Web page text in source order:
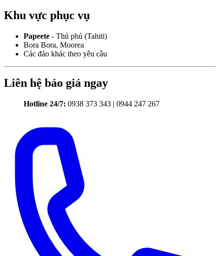
Khu vực phục vụ
Papeete - Thủ phủ (Tahiti)
Bora Bora, Moorea
Các đảo khác theo yêu cầu
Liên hệ báo giá ngay
Hotline 24/7: 0938 373 343 | 0944 247 267